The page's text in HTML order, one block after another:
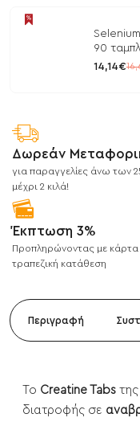
90
/
14,14€
Δωρεάν
για παραγγελίες άνω των
μέχρι 2 κιλά!
Έκπτωση 3%
Προπληρώνοντας με κάρτα
τραπεζική κατάθεση
Περιγραφή
Το Creatine Tabs
διατροφής σε